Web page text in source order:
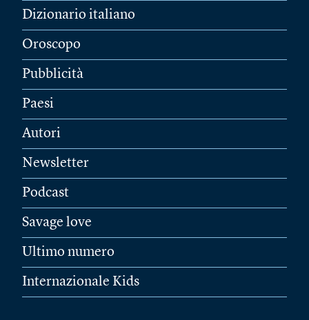
Dizionario italiano
Oroscopo
Pubblicità
Paesi
Autori
Newsletter
Podcast
Savage love
Ultimo numero
Internazionale Kids